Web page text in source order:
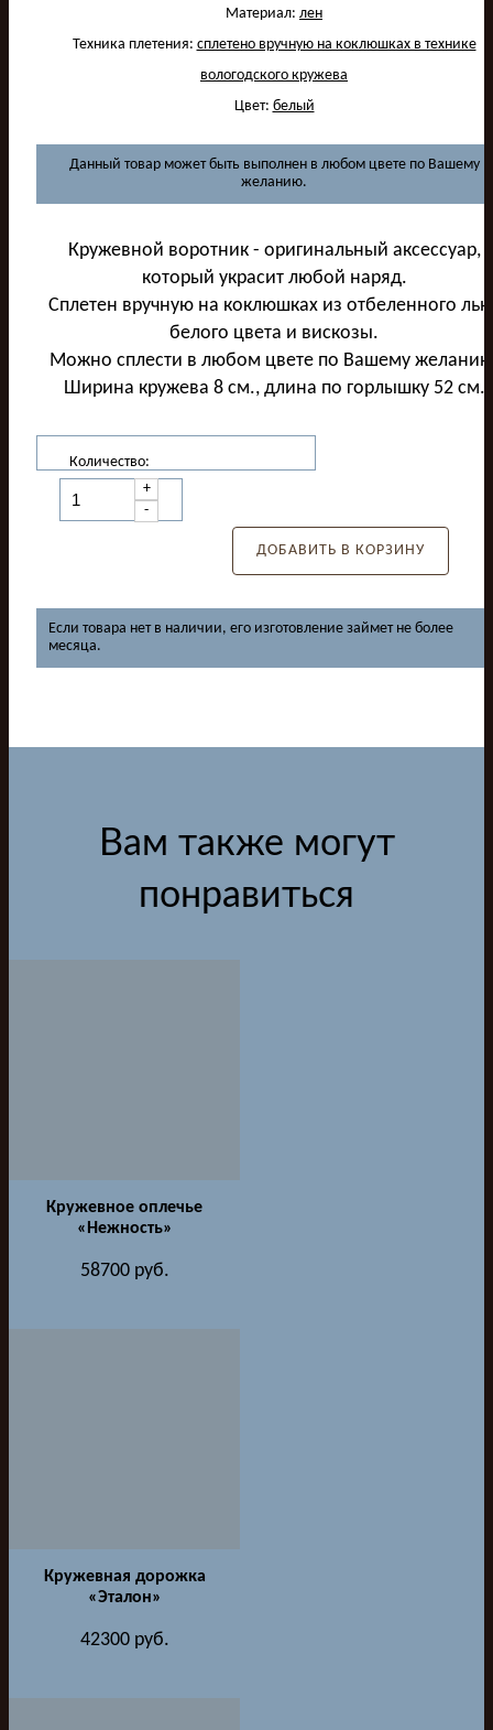
Материал: лен
Техника плетения: сплетено вручную на коклюшках в технике
вологодского кружева
Цвет: белый
Данный товар может быть выполнен в любом цвете по Вашему
желанию.
Кружевной воротник - оригинальный аксессуар,
который украсит любой наряд.
Сплетен вручную на коклюшках из отбеленного
белого цвета и вискозы.
Можно сплести в любом цвете по Вашему
Ширина кружева 8 см., длина по горлышку 52 см.
Количество:
+
-
ДОБАВИТЬ В КОРЗИНУ
Если товара нет в наличии, его изготовление займет не более
месяца.
Вам также могут
понравиться
Кружевное оплечье
«Нежность»
58700руб.
Кружевная дорожка
«Эталон»
42300руб.